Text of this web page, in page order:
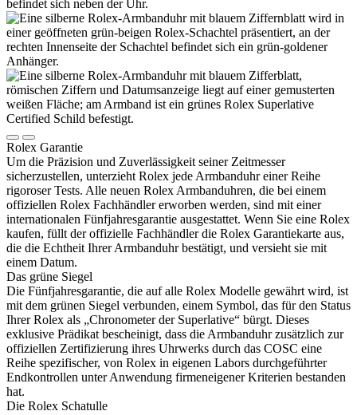
Rolex Garantie
Um die Präzision und Zuverlässigkeit seiner Zeitmesser
sicherzustellen, unterzieht Rolex jede Armbanduhr einer Reihe
rigoroser Tests. Alle neuen Rolex Armbanduhren, die bei einem
offiziellen Rolex Fachhändler erworben werden, sind mit einer
internationalen Fünfjahres­garantie ausgestattet. Wenn Sie eine Rolex
kaufen, füllt der offizielle Fachhändler die Rolex Garantiekarte aus,
die die Echtheit Ihrer Armbanduhr bestätigt, und versieht sie mit
einem Datum.
Das grüne Siegel
Die Fünfjahresgarantie, die auf alle Rolex Modelle gewährt wird, ist
mit dem grünen Siegel verbunden, einem Symbol, das für den Status
IhrerRolex als „Chronometer der Superlative“ bürgt. Dieses
exklusive Prädikat bescheinigt, dass die Armbanduhr zusätzlich zur
offiziellen Zertifizierung ihres Uhrwerks durch das COSC eine
Reihe spezifischer, von Rolex in eigenen Labors durchgeführter
Endkontrollen unter Anwendung firmeneigener Kriterien bestanden
hat.
Die Rolex Schatulle